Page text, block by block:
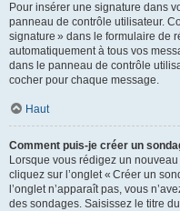
Pour insérer une signature dans
panneau de contrôle utilisateur.
signature » dans le formulaire de
automatiquement à tous vos
dans le panneau de contrôle
cocher pour chaque message.
Haut
Comment puis-je créer un
Lorsque vous rédigez un
cliquez sur l’onglet « Créer un
l’onglet n’apparaît pas, vous
des sondages. Saisissez le titre